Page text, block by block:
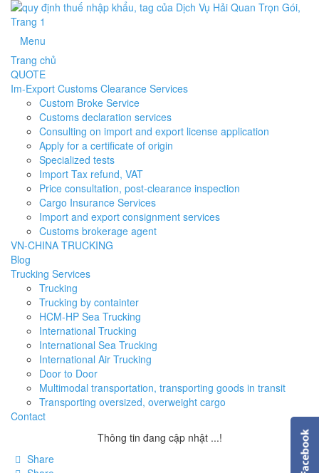
Menu
Trang chủ
QUOTE
Im-Export Customs Clearance Services
Custom Broke Service
Customs declaration services
Consulting on import and export license application
Apply for a certificate of origin
Specialized tests
Import Tax refund, VAT
Price consultation, post-clearance inspection
Cargo Insurance Services
Import and export consignment services
Customs brokerage agent
VN-CHINA TRUCKING
Blog
Trucking Services
Trucking
Trucking by containter
HCM-HP Sea Trucking
International Trucking
International Sea Trucking
International Air Trucking
Door to Door
Multimodal transportation, transporting goods in transit
Transporting oversized, overweight cargo
Contact
Thông tin đang cập nhật ...!
Share